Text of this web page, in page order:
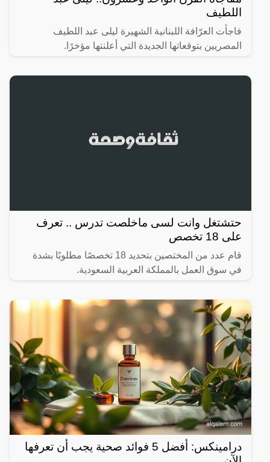
اللطيف
فاجأت العرّافة اللبنانية الشهيرة ليلى عبد اللطيف
المصريين بتوقعاتها الجديدة التي أعلنتها مؤخرًا.
حتشتغل وانت لسى ماخلصت تدرس .. تعرف
على 18 تخصص
قام عدد من المختصين بتحديد 18 تخصصًا مطلوبًا بشدة
في سوق العمل بالمملكة العربية السعودية.
درامينكس: أفضل 5 فوائد صحية يجب أن تعرفها